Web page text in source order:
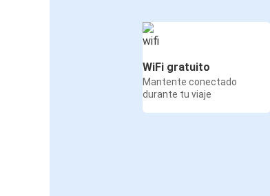
WiFi gratuito
Mantente conectado
durante tu viaje